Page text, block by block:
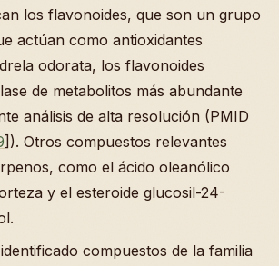
los flavonoides, que son un grupo
actúan como antioxidantes
odorata, los flavonoides
de metabolitos más abundante
análisis de alta resolución (PMID
]). Otros compuestos relevantes
como el ácido oleanólico
y el esteroide glucosil-24-
compuestos de la familia